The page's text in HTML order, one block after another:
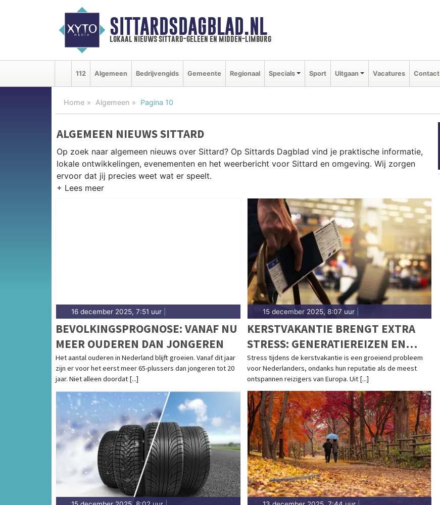
SITTARDSDAGBLAD.NL
lokaal nieuws sittard-geleen en midden-limburg
112 Algemeen Bedrijvengids Gemeente Regionaal Specials Sport Uitgaan Vacatures Contact
Home Algemeen Pagina 10
ALGEMEEN NIEUWS SITTARD
Op zoek naar algemeen nieuws over Sittard? Op Sittards Dagblad vind je praktische informatie,
lokale ontwikkelingen, evenementen en het weerbericht voor Sittard en omgeving. Wij zorgen
ervoor dat jij precies weet wat er speelt.
Van werkzaamheden op de A2 en de Chemelot-campus tot evenementen als Carnaval en het
weersbericht voor Midden-Limburg rondom Sittard-Geleen.
16 december 2025, 7:51 uur
BEVOLKINGSPROGNOSE: VANAF NU
MEER OUDEREN DAN JONGEREN
Het aantal ouderen in Nederland blijft groeien. Vanaf dit jaar
zijn er voor het eerst meer 65-plussers dan jongeren tot 20
jaar. Niet alleen doordat [...]
15 december 2025, 8:07 uur|
KERSTVAKANTIE BRENGT EXTRA
STRESS: GENERATIEREIZEN EN
INPAKPROBLEMEN ALS GROOTSTE
BOOSDOENERS
Stress tijdens de kerstvakantie is een groeiend probleem
voor Nederlanders, ondanks hun reputatie als de meest
ontspannen reizigers van Europa. Uit [...]